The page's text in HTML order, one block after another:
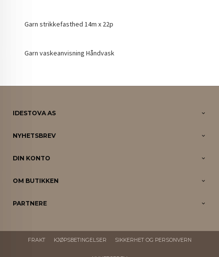
Garn strikkefasthed 14m x 22p
Garn vaskeanvisning Håndvask
IDESTOVA AS
NYHETSBREV
DIN KONTO
OM BUTIKKEN
PARTNERE
FRAKT KJØPSBETINGELSER SIKKERHET OG PERSONVERN